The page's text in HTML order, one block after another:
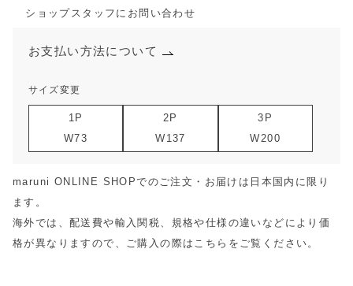
ショップスタッフにお問い合わせ
サイズ変更
1P
W73
2P
W137
3P
W200
お支払い方法について
maruni ONLINE SHOPでのご注文・お届けは日本国内に限り
ます。
海外では、配送費や輸入関税、規格や仕様の違いなどにより価
格が異なりますので、ご購入の際は こちら をご覧ください。